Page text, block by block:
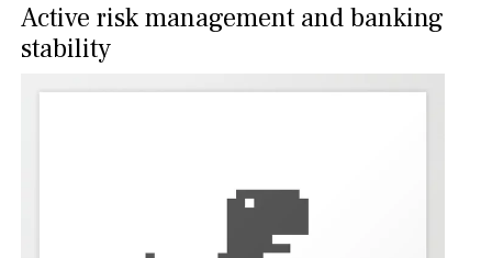
Active risk management and banking
stability